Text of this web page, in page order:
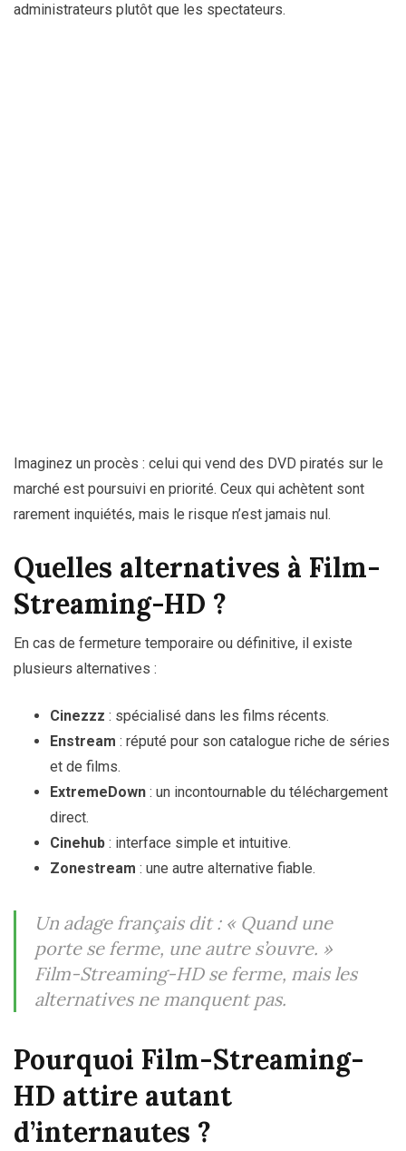
administrateurs plutôt que les spectateurs.
Imaginez un procès : celui qui vend des DVD piratés sur le
marché est poursuivi en priorité. Ceux qui achètent sont
rarement inquiétés, mais le risque n’est jamais nul.
Quelles alternatives à Film-
Streaming-HD ?
En cas de fermeture temporaire ou définitive, il existe
plusieurs alternatives :
Cinezzz : spécialisé dans les films récents.
Enstream : réputé pour son catalogue riche de séries
et de films.
ExtremeDown : un incontournable du téléchargement
direct.
Cinehub : interface simple et intuitive.
Zonestream : une autre alternative fiable.
Un adage français dit : « Quand une
porte se ferme, une autre s’ouvre. »
Film-Streaming-HD se ferme, mais les
alternatives ne manquent pas.
Pourquoi Film-Streaming-
HD attire autant
d’internautes ?